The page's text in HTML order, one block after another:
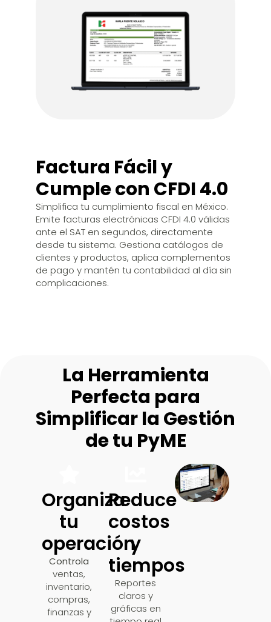
Factura Fácil y
Cumple con CFDI 4.0
Simplifica tu cumplimiento fiscal en México.
Emite facturas electrónicas CFDI 4.0 válidas
ante el SAT en segundos, directamente
desde tu sistema. Gestiona catálogos de
clientes y productos, aplica complementos
de pago y mantén tu contabilidad al día sin
complicaciones.
La Herramienta
Perfecta para
Simplificar la Gestión
de tu PyME
Organiza
tu
operación
Controla
ventas,
inventario,
compras,
finanzas y
Reduce
costos
y
tiempos
Reportes
claros y
gráficas en